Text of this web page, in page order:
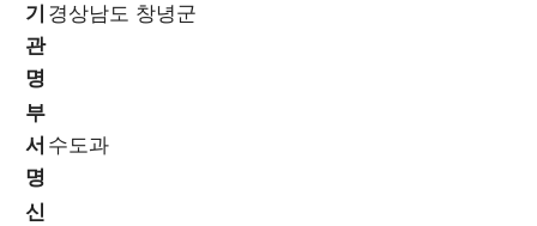
기
관
명
경상남도 창녕군
부
서
명
수도과
신